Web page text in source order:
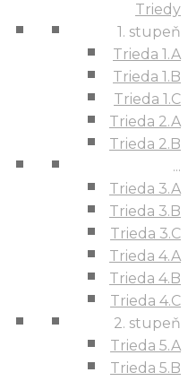
Triedy
1. stupeň
Trieda 1.A
Trieda 1.B
Trieda 1.C
Trieda 2.A
Trieda 2.B
...
Trieda 3.A
Trieda 3.B
Trieda 3.C
Trieda 4.A
Trieda 4.B
Trieda 4.C
2. stupeň
Trieda 5.A
Trieda 5.B